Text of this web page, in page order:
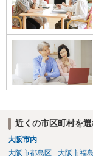
近くの市区町村を
大阪市内
大阪市都島区
大阪市福